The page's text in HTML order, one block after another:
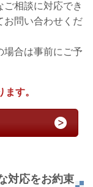
ご相談に対応でき
問い合わせくだ
場合は事前にご予
す。
対応をお約束